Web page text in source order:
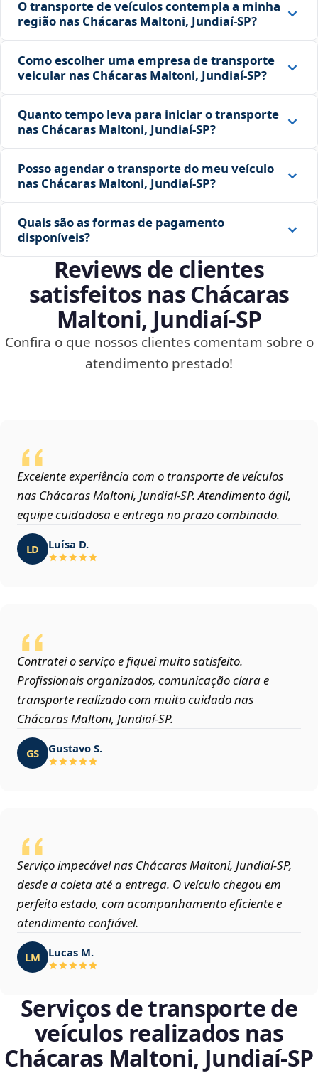
O transporte de veículos contempla a minha
região nas Chácaras Maltoni, Jundiaí‑SP?
Como escolher uma empresa de transporte
veicular nas Chácaras Maltoni, Jundiaí‑SP?
Quanto tempo leva para iniciar o transporte
nas Chácaras Maltoni, Jundiaí‑SP?
Posso agendar o transporte do meu veículo
nas Chácaras Maltoni, Jundiaí‑SP?
Quais são as formas de pagamento
disponíveis?
Reviews de clientes
satisfeitos nas Chácaras
Maltoni, Jundiaí‑SP
Confira o que nossos clientes comentam sobre o
atendimento prestado!
Excelente experiência com o transporte de veículos
nas Chácaras Maltoni, Jundiaí‑SP. Atendimento ágil,
equipe cuidadosa e entrega no prazo combinado.
LD Luísa D.
Contratei o serviço e fiquei muito satisfeito.
Profissionais organizados, comunicação clara e
transporte realizado com muito cuidado nas
Chácaras Maltoni, Jundiaí‑SP.
GS Gustavo S.
Serviço impecável nas Chácaras Maltoni, Jundiaí‑SP,
desde a coleta até a entrega. O veículo chegou em
perfeito estado, com acompanhamento eficiente e
atendimento confiável.
LM Lucas M.
Serviços de transporte de
veículos realizados nas
Chácaras Maltoni, Jundiaí‑SP